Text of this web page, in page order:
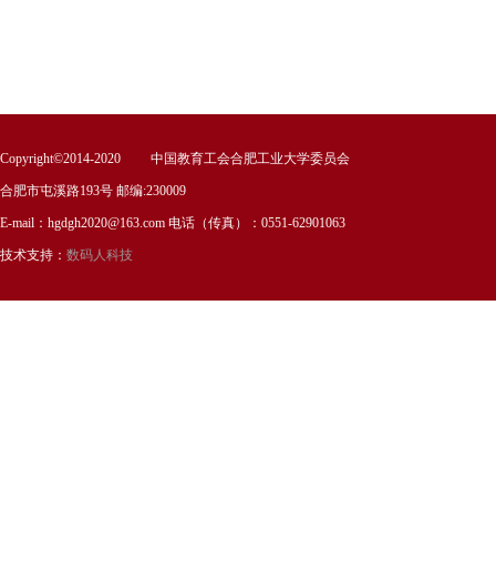
Copyright©2014-2020 中国教育工会合肥工业大学委员会
合肥市屯溪路193号 邮编:230009
E-mail：hgdgh2020@163.com 电话（传真）：0551-62901063
技术支持： 数码人科技